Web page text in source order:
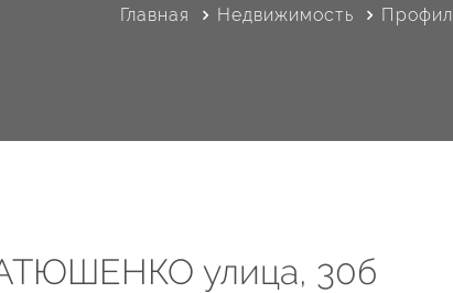
Главная Недвижимость
улица, 30б